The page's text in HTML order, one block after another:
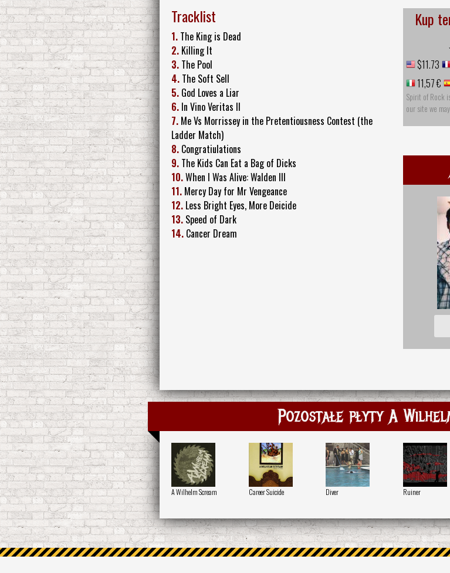
Tracklist
1. The King is Dead
2. Killing It
3. The Pool
4. The Soft Sell
5. God Loves a Liar
6. In Vino Veritas II
7. Me Vs Morrissey in the Pretentiousness Contest (the
Ladder Match)
8. Congratiulations
9. The Kids Can Eat a Bag of Dicks
10.When I Was Alive: Walden III
11. Mercy Day for Mr Vengeance
12. Less Bright Eyes, More Deicide
13. Speed of Dark
14. Cancer Dream
Kup
$11.73
11,57 €
Spirit of Rock
our site we
Pozostałe płyty A
A Wilhelm Scream Career Suicide Diver Ruiner